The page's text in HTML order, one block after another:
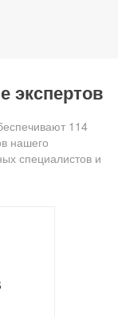
экспертов
114
нашего
специалистов и